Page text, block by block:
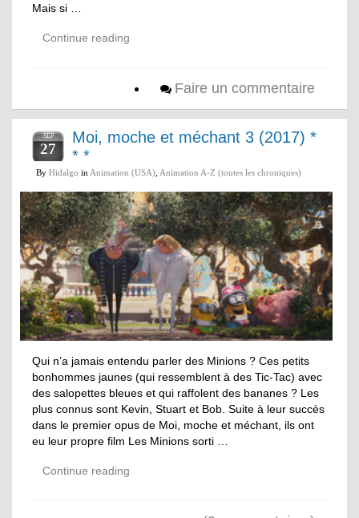
Mais si …
Continue reading
Faire un commentaire
SEP
27
Moi, moche et méchant 3 (2017) *
* *
By Hidalgo in Animation (USA) Animation A-Z (toutes les chroniques)
Qui n’a jamais entendu parler des Minions ? Ces petits
bonhommes jaunes (qui ressemblent à des Tic-Tac) avec
des salopettes bleues et qui raffolent des bananes ? Les
plus connus sont Kevin, Stuart et Bob. Suite à leur succès
dans le premier opus de Moi, moche et méchant, ils ont
eu leur propre film Les Minions sorti …
Continue reading